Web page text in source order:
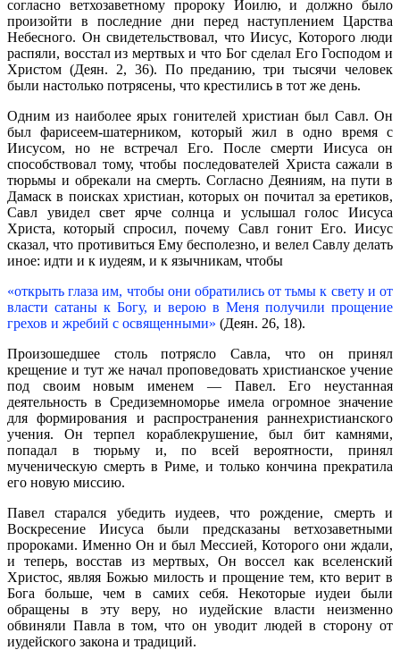
согласно ветхозаветному пророку Иоилю, и должно было
произойти в последние дни перед наступлением Царства
Небесного. Он свидетельствовал, что Иисус, Которого люди
распяли, восстал из мертвых и что Бог сделал Его Господом и
Христом (Деян. 2, 36). По преданию, три тысячи человек
были настолько потрясены, что крестились в тот же день.
Одним из наиболее ярых гонителей христиан был Савл. Он
был фарисеем-шатерником, который жил в одно время с
Иисусом, но не встречал Его. После смерти Иисуса он
способствовал тому, чтобы последователей Христа сажали в
тюрьмы и обрекали на смерть. Согласно Деяниям, на пути в
Дамаск в поисках христиан, которых он почитал за еретиков,
Савл увидел свет ярче солнца и услышал голос Иисуса
Христа, который спросил, почему Савл гонит Его. Иисус
сказал, что противиться Ему бесполезно, и велел Савлу делать
иное: идти и к иудеям, и к язычникам, чтобы
«открыть глаза им, чтобы они обратились от тьмы к свету и от
власти сатаны к Богу, и верою в Меня получили прощение
грехов и жребий с освященными» (Деян. 26, 18).
Произошедшее столь потрясло Савла, что он принял
крещение и тут же начал проповедовать христианское учение
под своим новым именем — Павел. Его неустанная
деятельность в Средиземноморье имела огромное значение
для формирования и распространения раннехристианского
учения. Он терпел кораблекрушение, был бит камнями,
попадал в тюрьму и, по всей вероятности, принял
мученическую смерть в Риме, и только кончина прекратила
его новую миссию.
Павел старался убедить иудеев, что рождение, смерть и
Воскресение Иисуса были предсказаны ветхозаветными
пророками. Именно Он и был Мессией, Которого они ждали,
и теперь, восстав из мертвых, Он воссел как вселенский
Христос, являя Божью милость и прощение тем, кто верит в
Бога больше, чем в самих себя. Некоторые иудеи были
обращены в эту веру, но иудейские власти неизменно
обвиняли Павла в том, что он уводит людей в сторону от
иудейского закона и традиций.